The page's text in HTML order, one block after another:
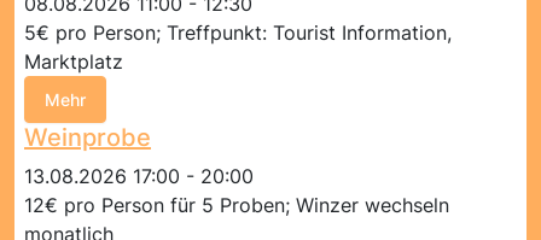
5€ pro Person; Treffpunkt: Tourist Information,
Marktplatz
Mehr
Weinprobe
13.08.2026 17:00 - 20:00
12€ pro Person für 5 Proben; Winzer wechseln
monatlich